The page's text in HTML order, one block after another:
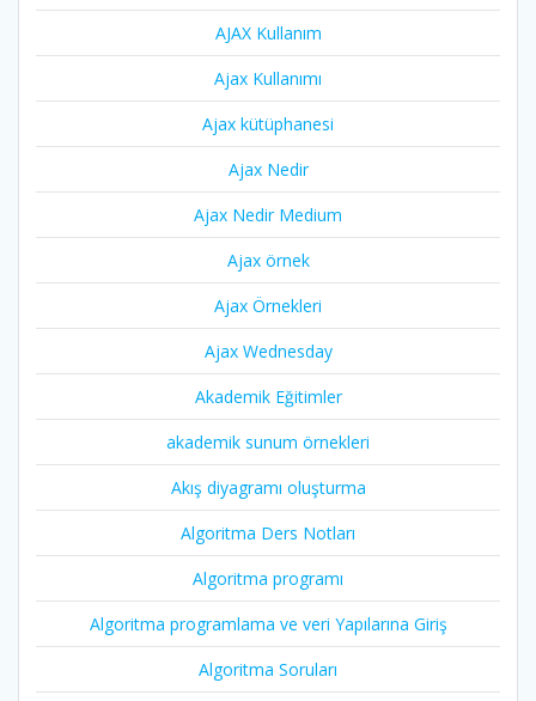
AJAX Kullanım
Ajax Kullanımı
Ajax kütüphanesi
Ajax Nedir
Ajax Nedir Medium
Ajax örnek
Ajax Örnekleri
Ajax Wednesday
Akademik Eğitimler
akademik sunum örnekleri
Akış diyagramı oluşturma
Algoritma Ders Notları
Algoritma programı
Algoritma programlama ve veri Yapılarına Giriş
Algoritma Soruları